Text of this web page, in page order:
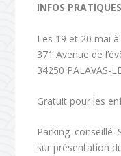
INFOS PRATIQUES
Les 19 et 20 mai à
371 Avenue de
34250 PALAVAS-
Gratuit pour les
Parking
sur présentation